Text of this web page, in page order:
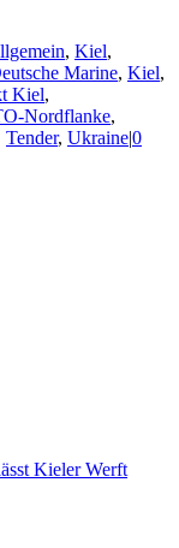
, Kiel,
Marine, Kiel,
Kiel,
Nordflanke,
Tender, Ukraine|0
Kieler Werft